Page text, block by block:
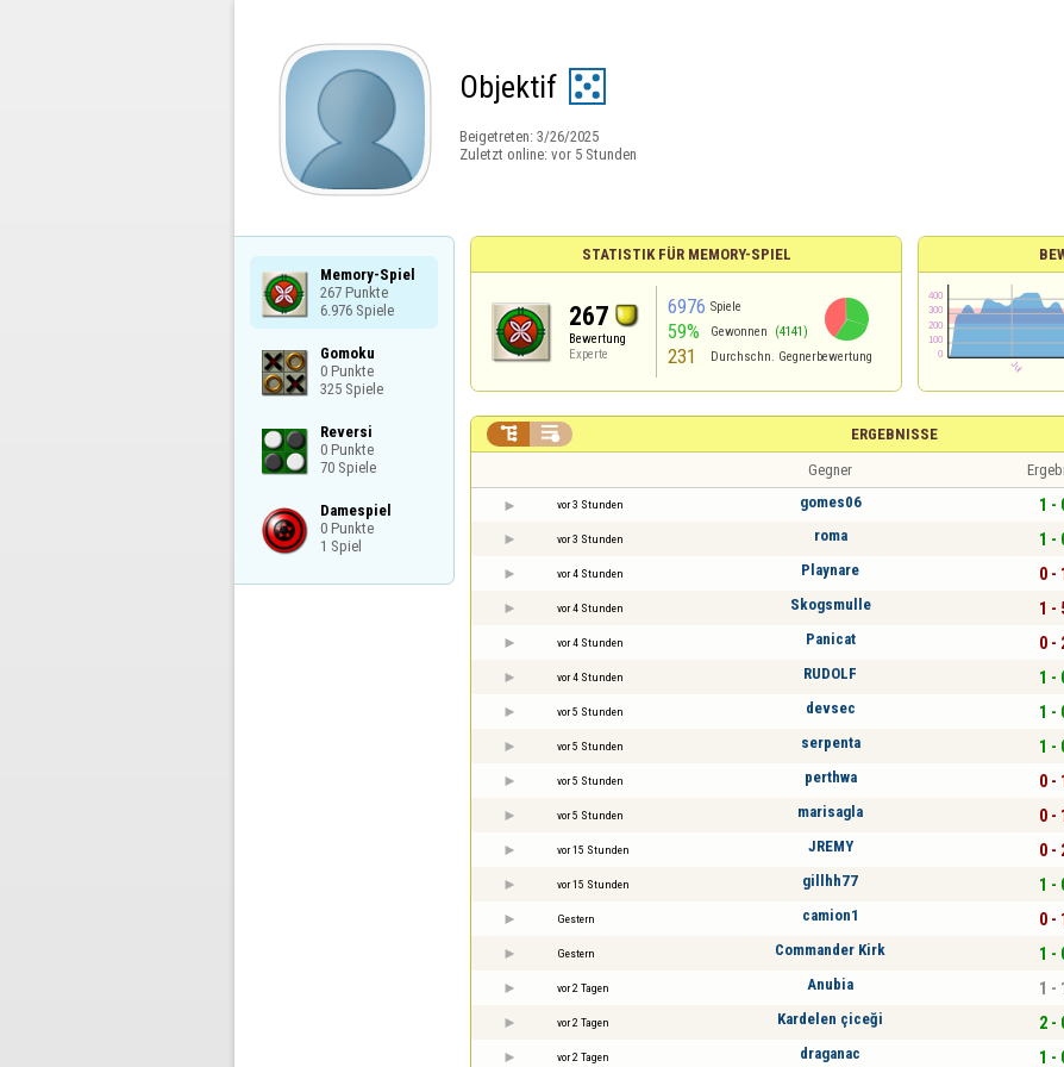
Objektif
Beigetreten: 3/26/2025
Zuletzt online: vor 5 Stunden
Memory-Spiel
267 Punkte
6.976 Spiele
Gomoku
0 Punkte
325 Spiele
Reversi
0 Punkte
70 Spiele
Damespiel
0 Punkte
1 Spiel
STATISTIK FÜR MEMORY-SPIEL
267
Bewertung
Experte
6976 Spiele
59% Gewonnen (4141)
231 Durchschn. Gegnerbewertung
ERGEBNISSE
 
Gegner
vor 3 Stunden gomes06 1 -
vor 3 Stunden roma 1 -
vor 4 Stunden Playnare 0 -
vor 4 Stunden Skogsmulle 1 -
vor 4 Stunden Panicat 0 -
vor 4 Stunden RUDOLF 1 -
vor 5 Stunden devsec 1 -
vor 5 Stunden serpenta 1 -
vor 5 Stunden perthwa 0 -
vor 5 Stunden marisagla 0 -
vor 15 Stunden JREMY 0 -
vor 15 Stunden gillhh77 1 -
Gestern camion1 0 -
Gestern Commander Kirk 1 -
vor 2 Tagen Anubia 1 -
vor 2 Tagen Kardelen çiceği 2 -
vor 2 Tagen draganac 1 -